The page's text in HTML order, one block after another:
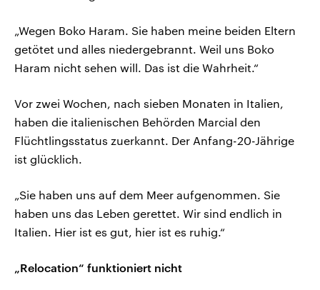
„Wegen Boko Haram. Sie haben meine beiden Eltern
getötet und alles niedergebrannt. Weil uns Boko
Haram nicht sehen will. Das ist die Wahrheit.“
Vor zwei Wochen, nach sieben Monaten in Italien,
haben die italienischen Behörden Marcial den
Flüchtlingsstatus zuerkannt. Der Anfang-20-Jährige
ist glücklich.
„Sie haben uns auf dem Meer aufgenommen. Sie
haben uns das Leben gerettet. Wir sind endlich in
Italien. Hier ist es gut, hier ist es ruhig.“
„Relocation“ funktioniert nicht